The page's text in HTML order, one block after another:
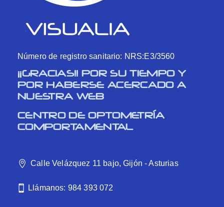
Número de registro sanitario: NRS:E3/3560
¡¡GRACIAS!! POR SU TIEMPO Y
POR HABERSE ACERCADO A
NUESTRA WEB
CENTRO DE OPTOMETRÍA
COMPORTAMENTAL
Calle Velázquez 11 bajo, Gijón - Asturias
Llámanos: 984 393 072